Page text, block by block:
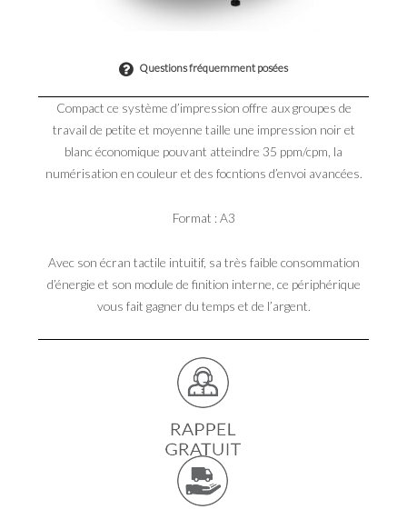
Questions fréquemment posées
Compact ce système d’impression offre aux groupes de
travail de petite et moyenne taille une impression noir et
blanc économique pouvant atteindre 35 ppm/cpm, la
numérisation en couleur et des focntions d’envoi avancées.
Format : A3
Avec son écran tactile intuitif, sa très faible consommation
d’énergie et son module de finition interne, ce périphérique
vous fait gagner du temps et de l’argent.